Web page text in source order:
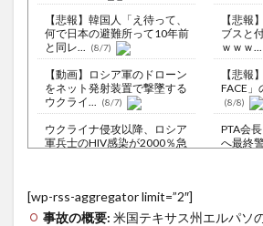
【悲報】韓国人「え待って、
何で日本の避難所って10年前
と同レ...
(8/7)
【動画】ロシア軍のドローン
をネット発射装置で撃墜する
ウクライ...
(8/7)
ウクライナ侵攻以降、ロシア
軍兵士のHIV感染が2000％急
80周年…「平和の価値をより
堅固に... (8/5)
【悲報
ブスと
ｗｗｗ...
【悲報
FACE」
(8/8)
PTA会
へ最終
るｗ
[wp-rss-aggregator limit=”2″]
事故の概要: 米国テキサス州エルパソ